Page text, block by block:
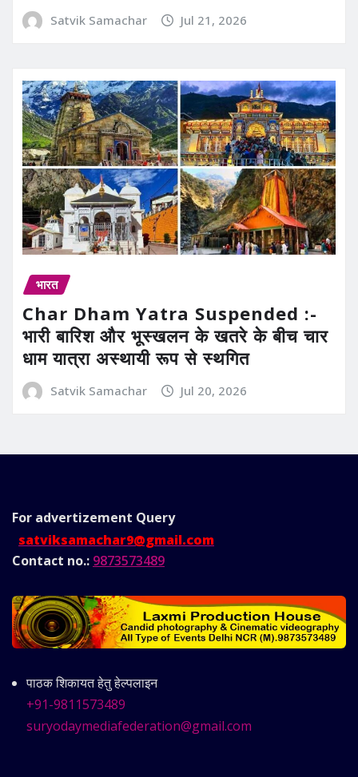
Satvik Samachar Jul 21, 2026
भारत
Char Dham Yatra Suspended :-
भारी बारिश और भूस्खलन के खतरे के बीच चार
धाम यात्रा अस्थायी रूप से स्थगित
Satvik Samachar Jul 20, 2026
For advertizement Query
satviksamachar9@gmail.com
Contact no.: 9873573489
पाठक शिकायत हेतु हेल्पलाइन
+91-9811573489
suryodaymediafederation@gmail.com